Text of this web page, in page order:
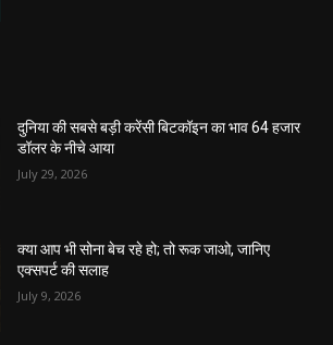
दुनिया की सबसे बड़ी करेंसी बिटकॉइन का भाव 64 हजार
डॉलर के नीचे आया
July 29, 2026
क्या आप भी सोना बेच रहे हो; तो रूक जाओ, जानिए
एक्सपर्ट की सलाह
July 9, 2026